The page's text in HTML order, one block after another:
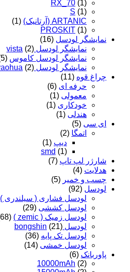
RX_70 (1)
S (1)
ARTANIC (آرتانیک)
(1)
PROSKIT (1)
نمایشگر لودسل (16)
نمایشگر لودسل vista (2)
نمایشگر لودسل کاموس (5)
نمایشگر لودسل yaohua (2)
چراغ قوه (11)
حرفه ای (6)
معمولی (1)
خودکاری (1)
هندلی (1)
ای سی (5)
اتمگا (2)
دیپ (1)
smd (1)
شارژر لپ تاپ (7)
هدلایت (4)
چسب و خمیر (5)
لودسل (92)
لودسل فشاری ( سیلندری )
لودسل کششی (29)
لودسل زمیک ( zemic )
(68)
لودسل bongshin (21)
لودسل تک پایه (36)
لودسل خمشی (14)
پاوربانک (6)
10000mAh (2)